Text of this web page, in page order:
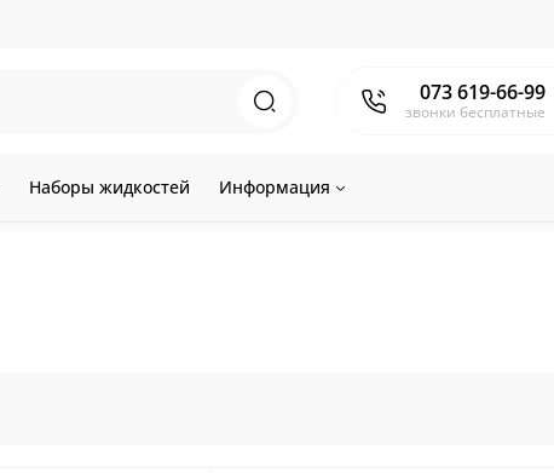
073 619-66-99
звонки бесплатные
Наборы жидкостей Информация